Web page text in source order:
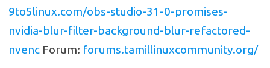
9to5linux.com/obs-studio-31-0-promises-
nvidia-blur-filter-background-blur-refactored-
nvenc Forum: forums.tamillinuxcommunity.org/